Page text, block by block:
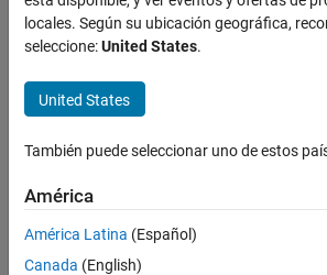
locales. Según su ubicación geográfica,
seleccione:United States.
United States
También puede seleccionar uno de estos
América
América Latina (Español)
Canada (English)